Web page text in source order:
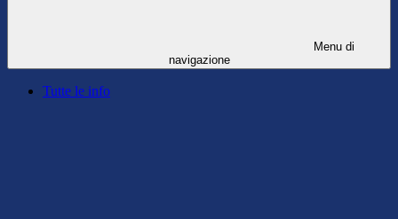
Menu di
navigazione
Tutte le info